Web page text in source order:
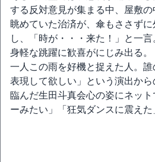
する反対意見が集まる中、屋敷
眺めていた治済が、傘もささず
し、「時が・・・来た！」と一言
身軽な跳躍に歓喜がにじみ出る
一人この雨を好機と捉えた人。
表現して欲しい」という演出か
臨んだ生田斗真会心の姿にネッ
ーみたい」「狂気ダンスに震えた